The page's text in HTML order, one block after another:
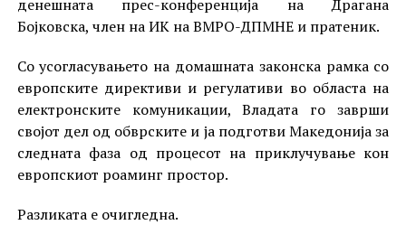
денешната прес-конференција на Драгана
Бојковска, член на ИК на ВМРО-ДПМНЕ и пратеник.
Со усогласувањето на домашната законска рамка со
европските директиви и регулативи во областа на
електронските комуникации, Владата го заврши
својот дел од обврските и ја подготви Македонија за
следната фаза од процесот на приклучување кон
европскиот роаминг простор.
Разликата е очигледна.